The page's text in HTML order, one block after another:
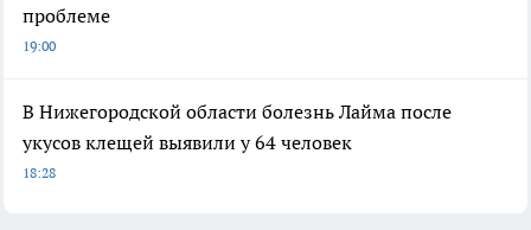
проблеме
19:00
В Нижегородской области болезнь Лайма после
укусов клещей выявили у 64 человек
18:28